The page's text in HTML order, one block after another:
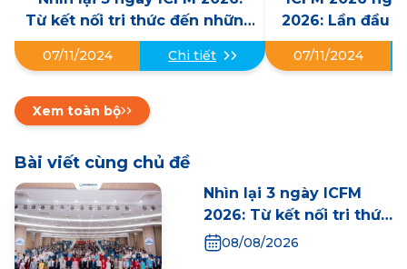
Từ kết nối tri thức đến những
dấu mốc mới cho Y học bào
thai Việt Nam
07/11/2024 Chi tiết
2026: Lần đầu
tổ chức Diễn
Quốc gia, mở
07/11/2024
Xem toàn bộ
Bài viết cùng chủ đề
Nhìn lại 3 ngày ICFM
2026: Từ kết nối tri thức
đến những dấu mốc
08/08/2026